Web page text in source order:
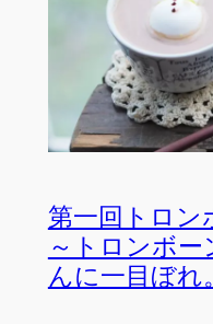
第一回トロン
～トロンボー
んに一目ぼれ。